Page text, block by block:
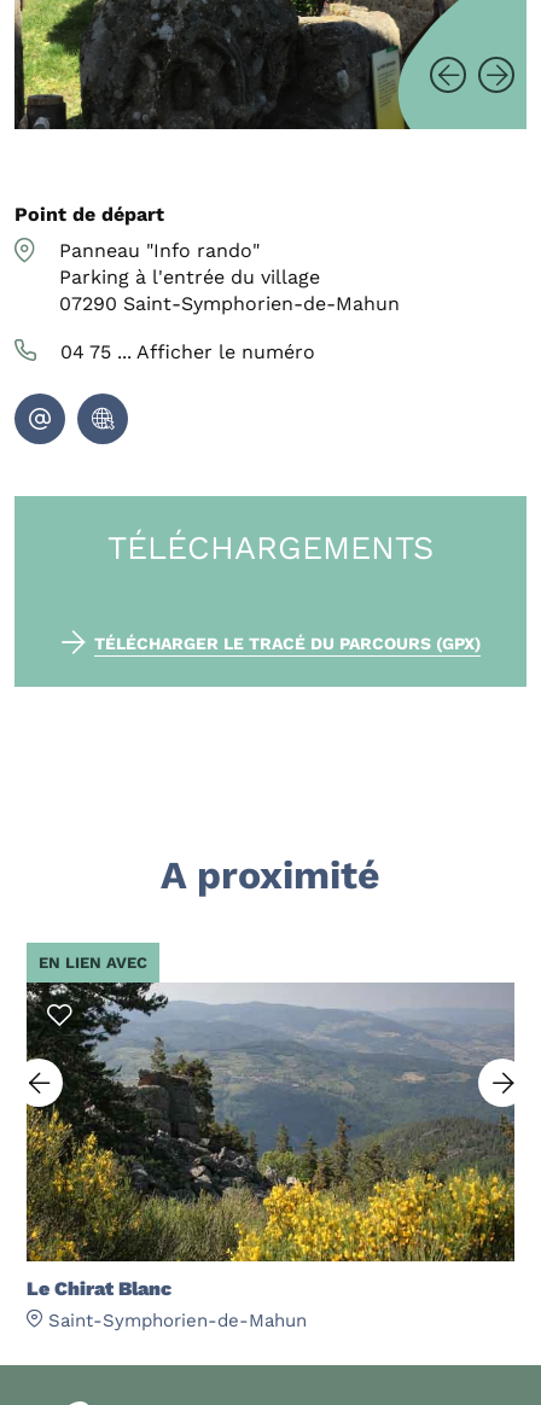
Point de départ
Panneau "Info rando"
Parking à l'entrée du village
07290 Saint-Symphorien-de-Mahun
04 75 ... Afficher le numéro
TÉLÉCHARGEMENTS
TÉLÉCHARGER LE TRACÉ DU PARCOURS (GPX)
A proximité
Le Chirat Blanc
Saint-Symphorien-de-Mahun
EN LIEN AVEC